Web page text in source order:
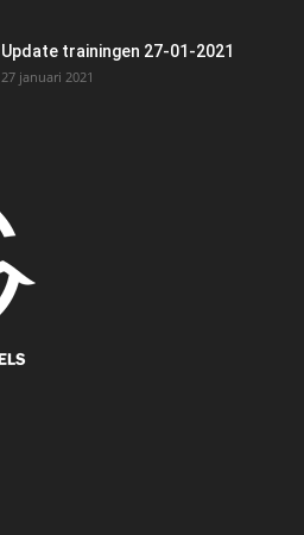
Update trainingen 27-01-2021
27 januari 2021